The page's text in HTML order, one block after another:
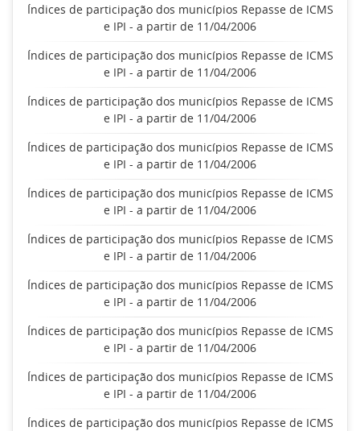
Índices de participação dos municípios Repasse de ICMS
e IPI - a partir de 11/04/2006
Índices de participação dos municípios Repasse de ICMS
e IPI - a partir de 11/04/2006
Índices de participação dos municípios Repasse de ICMS
e IPI - a partir de 11/04/2006
Índices de participação dos municípios Repasse de ICMS
e IPI - a partir de 11/04/2006
Índices de participação dos municípios Repasse de ICMS
e IPI - a partir de 11/04/2006
Índices de participação dos municípios Repasse de ICMS
e IPI - a partir de 11/04/2006
Índices de participação dos municípios Repasse de ICMS
e IPI - a partir de 11/04/2006
Índices de participação dos municípios Repasse de ICMS
e IPI - a partir de 11/04/2006
Índices de participação dos municípios Repasse de ICMS
e IPI - a partir de 11/04/2006
Índices de participação dos municípios Repasse de ICMS